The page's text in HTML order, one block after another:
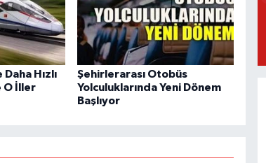
Hızlı
O İller
Şehirlerarası Otobüs
Yolculuklarında Yeni Dönem
Başlıyor